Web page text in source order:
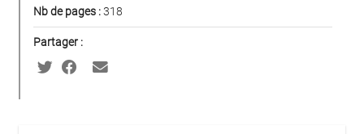
Nb de pages :318
Partager :